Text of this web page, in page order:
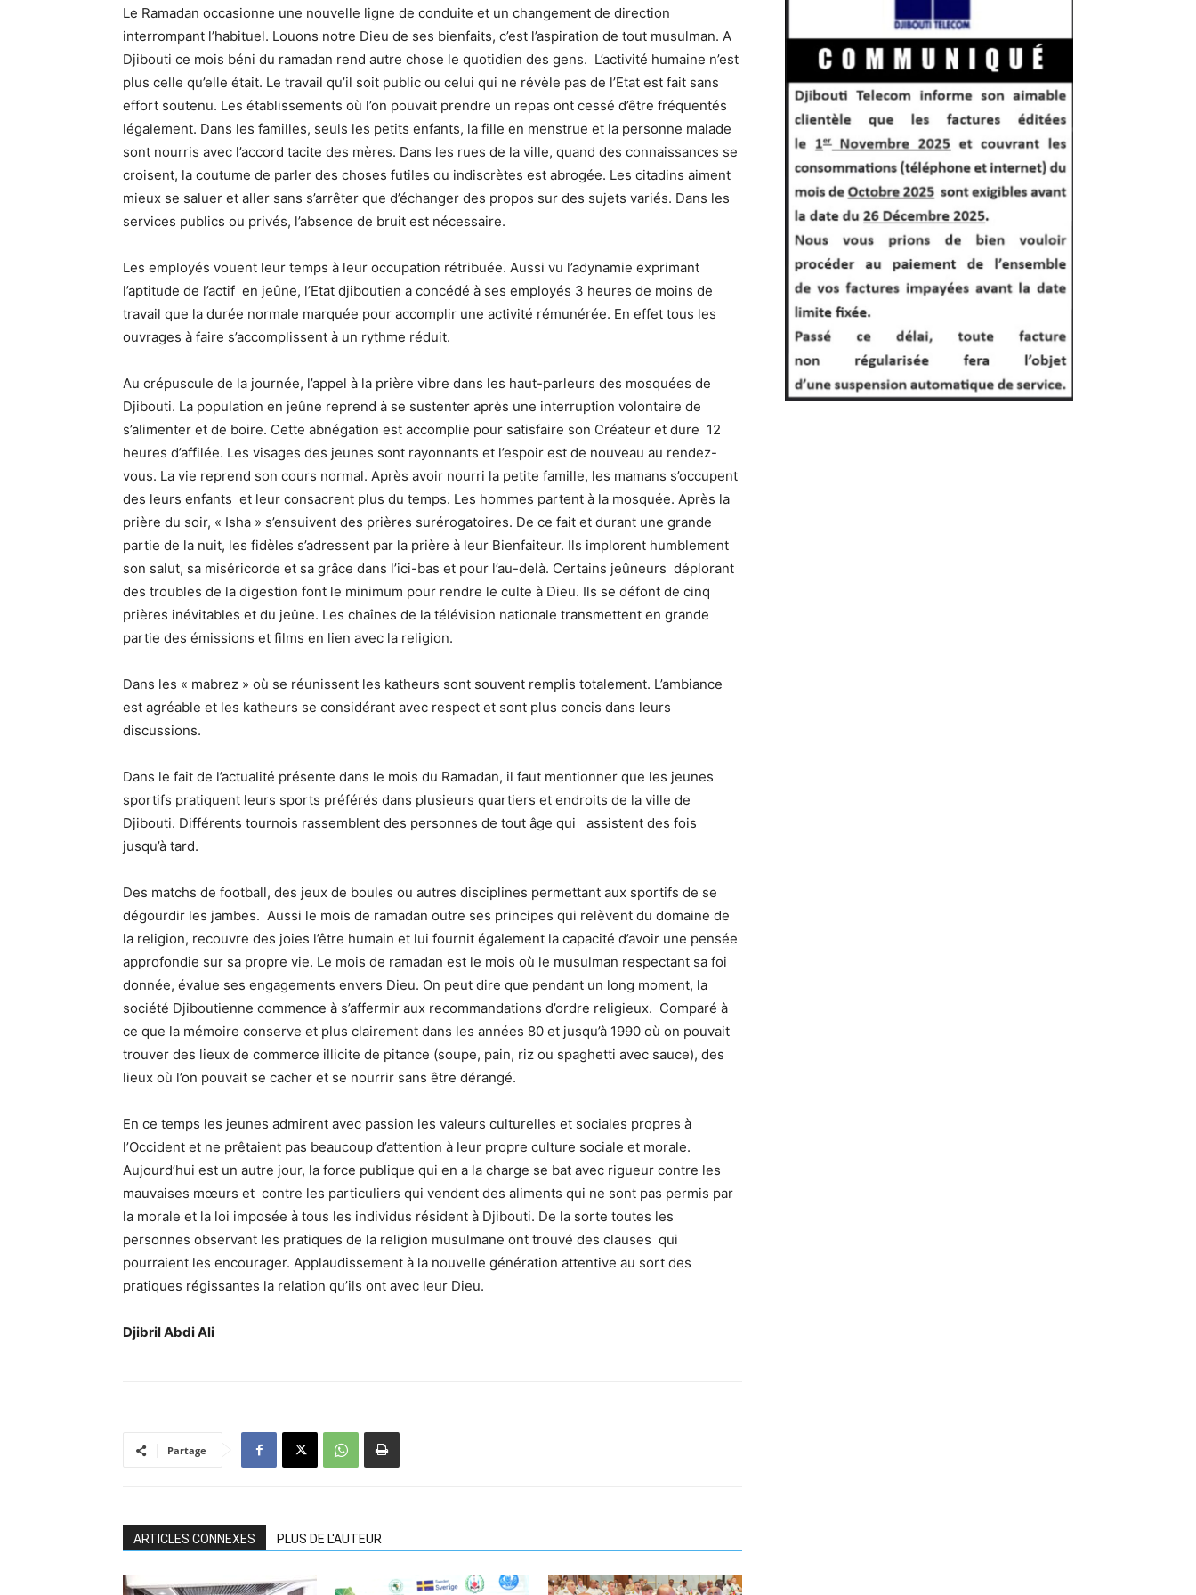
Le Ramadan occasionne une nouvelle ligne de conduite et un changement de direction
interrompant l’habituel. Louons notre Dieu de ses bienfaits, c’est l’aspiration de tout musulman. A
Djibouti ce mois béni du ramadan rend autre chose le quotidien des gens. L’activité humaine n’est
plus celle qu’elle était. Le travail qu’il soit public ou celui qui ne révèle pas de l’Etat est fait sans
effort soutenu. Les établissements où l’on pouvait prendre un repas ont cessé d’être fréquentés
légalement. Dans les familles, seuls les petits enfants, la fille en menstrue et la personne malade
sont nourris avec l’accord tacite des mères. Dans les rues de la ville, quand des connaissances se
croisent, la coutume de parler des choses futiles ou indiscrètes est abrogée. Les citadins aiment
mieux se saluer et aller sans s’arrêter que d’échanger des propos sur des sujets variés. Dans les
services publics ou privés, l’absence de bruit est nécessaire.
Les employés vouent leur temps à leur occupation rétribuée. Aussi vu l’adynamie exprimant
l’aptitude de l’actif en jeûne, l’Etat djiboutien a concédé à ses employés 3 heures de moins de
travail que la durée normale marquée pour accomplir une activité rémunérée. En effet tous les
ouvrages à faire s’accomplissent à un rythme réduit.
Au crépuscule de la journée, l’appel à la prière vibre dans les haut-parleurs des mosquées de
Djibouti. La population en jeûne reprend à se sustenter après une interruption volontaire de
s’alimenter et de boire. Cette abnégation est accomplie pour satisfaire son Créateur et dure 12
heures d’affilée. Les visages des jeunes sont rayonnants et l’espoir est de nouveau au rendez-
vous. La vie reprend son cours normal. Après avoir nourri la petite famille, les mamans s’occupent
des leurs enfants et leur consacrent plus du temps. Les hommes partent à la mosquée. Après la
prière du soir, « Isha » s’ensuivent des prières surérogatoires. De ce fait et durant une grande
partie de la nuit, les fidèles s’adressent par la prière à leur Bienfaiteur. Ils implorent humblement
son salut, sa miséricorde et sa grâce dans l’ici-bas et pour l’au-delà. Certains jeûneurs déplorant
des troubles de la digestion font le minimum pour rendre le culte à Dieu. Ils se défont de cinq
prières inévitables et du jeûne. Les chaînes de la télévision nationale transmettent en grande
partie des émissions et films en lien avec la religion.
Dans les « mabrez » où se réunissent les katheurs sont souvent remplis totalement. L’ambiance
est agréable et les katheurs se considérant avec respect et sont plus concis dans leurs
discussions.
Dans le fait de l’actualité présente dans le mois du Ramadan, il faut mentionner que les jeunes
sportifs pratiquent leurs sports préférés dans plusieurs quartiers et endroits de la ville de
Djibouti. Différents tournois rassemblent des personnes de tout âge qui assistent des fois
jusqu’à tard.
Des matchs de football, des jeux de boules ou autres disciplines permettant aux sportifs de se
dégourdir les jambes. Aussi le mois de ramadan outre ses principes qui relèvent du domaine de
la religion, recouvre des joies l’être humain et lui fournit également la capacité d’avoir une pensée
approfondie sur sa propre vie. Le mois de ramadan est le mois où le musulman respectant sa foi
donnée, évalue ses engagements envers Dieu. On peut dire que pendant un long moment, la
société Djiboutienne commence à s’affermir aux recommandations d’ordre religieux. Comparé à
ce que la mémoire conserve et plus clairement dans les années 80 et jusqu’à 1990 où on pouvait
trouver des lieux de commerce illicite de pitance (soupe, pain, riz ou spaghetti avec sauce), des
lieux où l’on pouvait se cacher et se nourrir sans être dérangé.
En ce temps les jeunes admirent avec passion les valeurs culturelles et sociales propres à
l’Occident et ne prêtaient pas beaucoup d’attention à leur propre culture sociale et morale.
Aujourd’hui est un autre jour, la force publique qui en a la charge se bat avec rigueur contre les
mauvaises mœurs et contre les particuliers qui vendent des aliments qui ne sont pas permis par
la morale et la loi imposée à tous les individus résident à Djibouti. De la sorte toutes les
personnes observant les pratiques de la religion musulmane ont trouvé des clauses qui
pourraient les encourager. Applaudissement à la nouvelle génération attentive au sort des
pratiques régissantes la relation qu’ils ont avec leur Dieu.
Djibril Abdi Ali
Partage
ARTICLES CONNEXES PLUS DE L'AUTEUR